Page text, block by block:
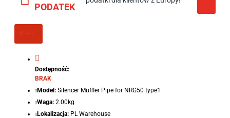
PODATEK
Dostępność:
BRAK
Model: Silencer Muffler Pipe for NRG50 type1
Waga: 2.00kg
Lokalizacja: PL Warehouse